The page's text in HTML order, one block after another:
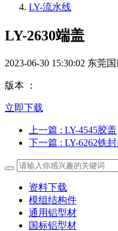
LY-流水线
LY-2630端盖
2023-06-30 15:30:02 东莞
版本 ：
立即下载
上一篇 : LY-4545胶盖
下一篇 : LY-6262铁
资料下载
模组结构件
通用铝型材
国标铝型材